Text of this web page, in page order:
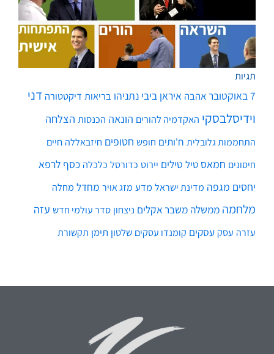
תגיות
7 באוקטובר אהבה איראן ביבי נתניהו בריאות דיקטטורה דני
וידיסלבסקי האקדמיה להורים הונאה הכנסות הצלחה
התחממות גלובלית ח'ותים חופש חטופים חיזבאללה חיים
חיסונים חמאס טיל טילים יירוט כדורסל כלכלה כסף לרפא
יחסים מגפה מדינת ישראל מדע מזג אויר מחדל מחלה
מלחמה ממשלה משבר אקלים ניצחון סדר עולמי חדש עזה
עזרה עסק עסקים קומנדו עסקים שלטון תימן תקשורת